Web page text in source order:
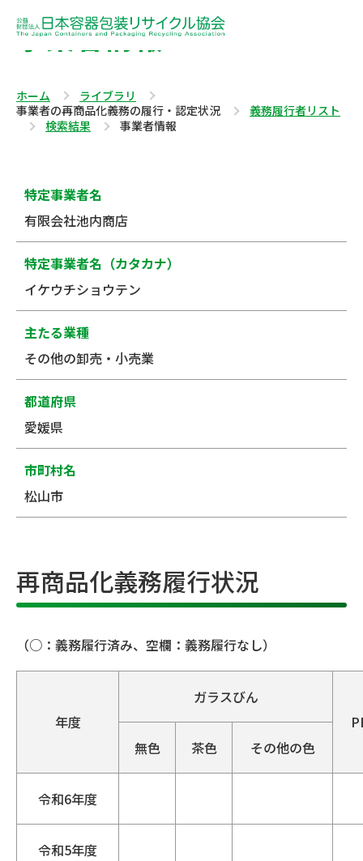
事業者情報
ホーム
ライブラリ
事業者の再商品化義務の履行・認定状況
義務履行者リスト
検索結果
事業者情報
特定事業者名
有限会社池内商店
特定事業者名（カタカナ）
イケウチショウテン
主たる業種
その他の卸売・小売業
都道府県
愛媛県
市町村名
松山市
再商品化義務履行状況
（○：義務履行済み、空欄：義務履行なし）
年度
ガラスびん
無色
茶色 その他の色
令和6年度
令和5年度